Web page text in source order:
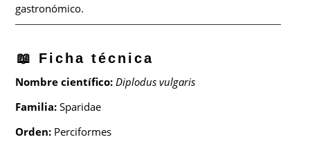
gastronómico.
📖 Ficha técnica
Nombre científico: Diplodus vulgaris
Familia: Sparidae
Orden: Perciformes